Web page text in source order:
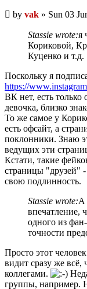
Unread
post
by vak » Sun 03
Stassie wrote:я
Кориковой,
Куценко и т.д.
Поскольку я
https://
ВК нет, есть только
девочка, близко
То же самое у
есть офсайт, а
поклонники. Знаю
ведущих эти
Кстати, такие
страницы "друзей" -
свою подлинность.
Stassie wrote:А
впечатление,
одного из
точности
Просто этот
видит сразу же
коллегами.
группы, например.